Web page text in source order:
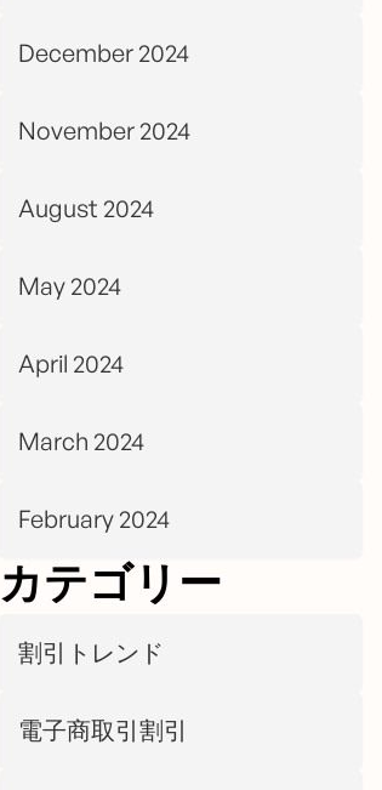
December 2024
November 2024
August 2024
May 2024
April 2024
March 2024
February 2024
カテゴリー
割引トレンド
電子商取引割引